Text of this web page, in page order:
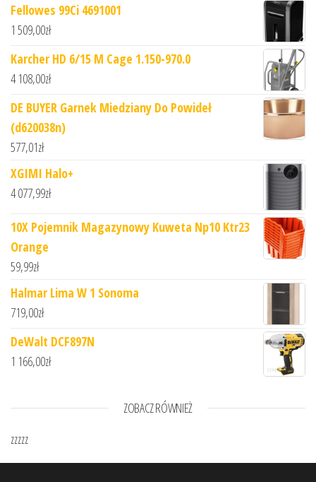
Fellowes 99Ci 4691001
1 509,00zł
Karcher HD 6/15 M Cage 1.150-970.0
4 108,00zł
DE BUYER Garnek Miedziany Do Powideł
(d620038n)
577,01zł
XGIMI Halo+
4 077,99zł
10X Pojemnik Magazynowy Kuweta Np10 Ktr23
Orange
59,99zł
Halmar Lima W 1 Sonoma
719,00zł
DeWalt DCF897N
1 166,00zł
ZOBACZ RÓWNIEŻ
zzzzz